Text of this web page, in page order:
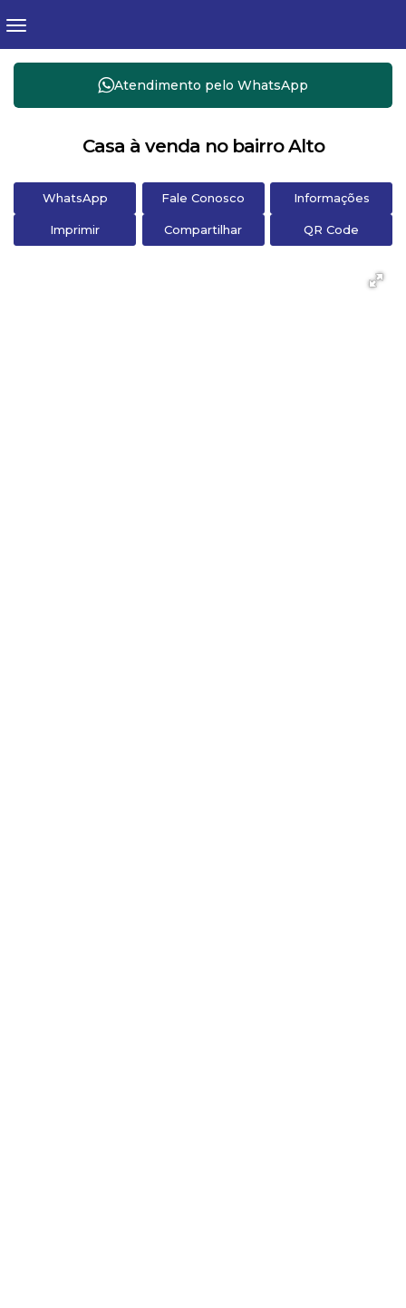
Atendimento pelo WhatsApp
Casa à venda no bairro Alto
WhatsApp Fale Conosco Informações
Imprimir Compartilhar QR Code